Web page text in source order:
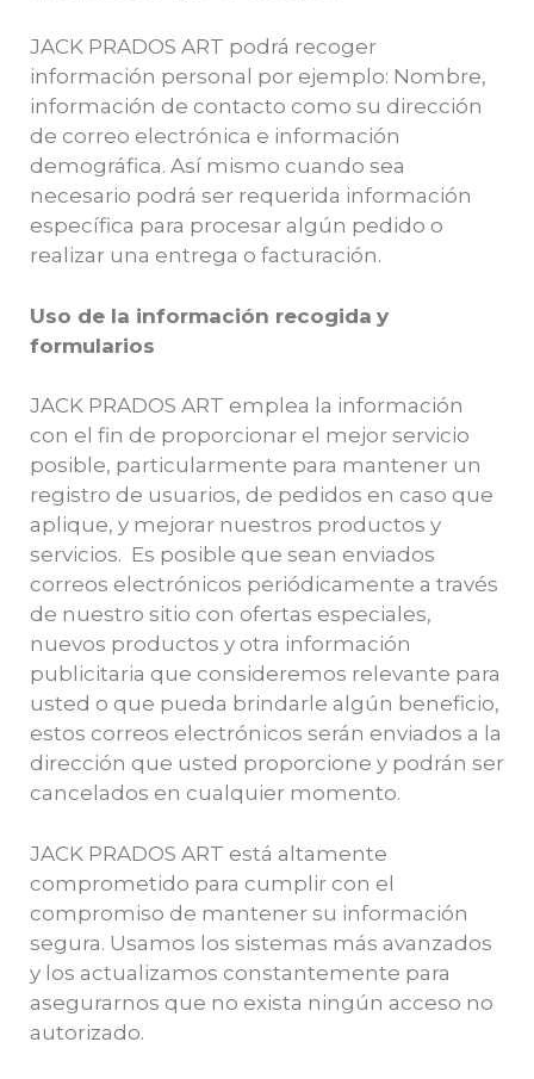
JACK PRADOS ART podrá recoger
información personal por ejemplo: Nombre,
información de contacto como su dirección
de correo electrónica e información
demográfica. Así mismo cuando sea
necesario podrá ser requerida información
específica para procesar algún pedido o
realizar una entrega o facturación.
Uso de la información recogida y
formularios
JACK PRADOS ART emplea la información
con el fin de proporcionar el mejor servicio
posible, particularmente para mantener un
registro de usuarios, de pedidos en caso que
aplique, y mejorar nuestros productos y
servicios. Es posible que sean enviados
correos electrónicos periódicamente a través
de nuestro sitio con ofertas especiales,
nuevos productos y otra información
publicitaria que consideremos relevante para
usted o que pueda brindarle algún beneficio,
estos correos electrónicos serán enviados a la
dirección que usted proporcione y podrán ser
cancelados en cualquier momento.
JACK PRADOS ART está altamente
comprometido para cumplir con el
compromiso de mantener su información
segura. Usamos los sistemas más avanzados
y los actualizamos constantemente para
asegurarnos que no exista ningún acceso no
autorizado.